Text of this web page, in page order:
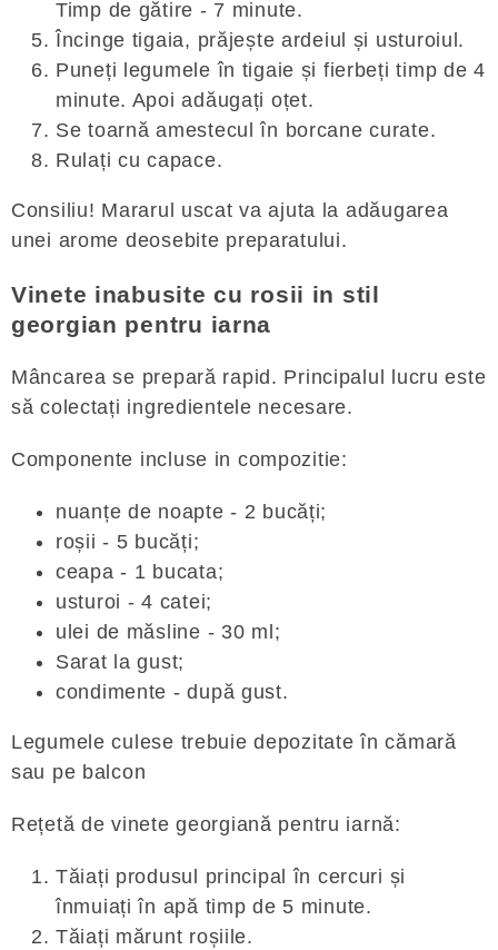
Timp de gătire - 7 minute.
Încinge tigaia, prăjește ardeiul și usturoiul.
Puneți legumele în tigaie și fierbeți timp de 4
minute. Apoi adăugați oțet.
Se toarnă amestecul în borcane curate.
Rulați cu capace.
Consiliu! Mararul uscat va ajuta la adăugarea
unei arome deosebite preparatului.
Vinete inabusite cu rosii in stil
georgian pentru iarna
Mâncarea se prepară rapid. Principalul lucru este
să colectați ingredientele necesare.
Componente incluse in compozitie:
nuanțe de noapte - 2 bucăți;
roșii - 5 bucăți;
ceapa - 1 bucata;
usturoi - 4 catei;
ulei de măsline - 30 ml;
Sarat la gust;
condimente - după gust.
Legumele culese trebuie depozitate în cămară
sau pe balcon
Rețetă de vinete georgiană pentru iarnă:
Tăiați produsul principal în cercuri și
înmuiați în apă timp de 5 minute.
Tăiați mărunt roșiile.